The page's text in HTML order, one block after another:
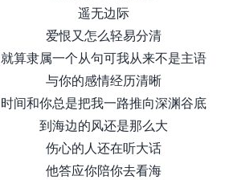
遥无边际
爱恨又怎么轻易分清
就算隶属一个从句可我从来不是主语
与你的感情经历清晰
时间和你总是把我一路推向深渊谷底
到海边的风还是那么大
伤心的人还在听大话
他答应你陪你去看海